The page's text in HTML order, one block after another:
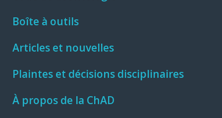
Boîte à outils
Articles et nouvelles
Plaintes et décisions disciplinaires
À propos de la ChAD